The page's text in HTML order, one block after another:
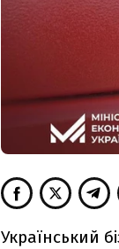
Український